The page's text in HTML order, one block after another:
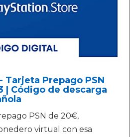
Tarjeta Prepago PSN
| Código de descarga
PSN de 20€,
virtual con esa